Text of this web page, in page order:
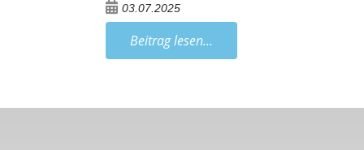
03.07.2025
Beitrag lesen...